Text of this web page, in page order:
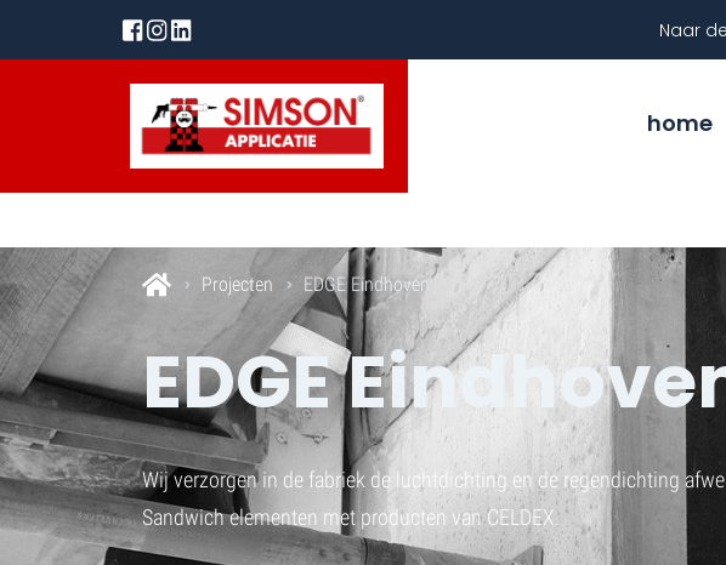
Naar
home
Projecten EDGE Eindhoven
EDGE
Wij verzorgen in de fabriek de luchtdichting en de regendichting
Sandwich elementen met producten van CELDEX.